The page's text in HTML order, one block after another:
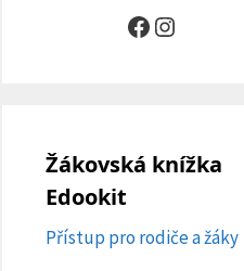
Facebook
Instagram
Žákovská knížka
Edookit
Přístup pro rodiče a žáky